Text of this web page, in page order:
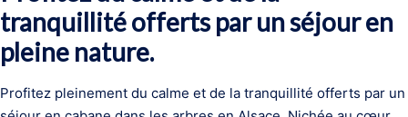
tranquillité offerts par un séjour en
pleine nature.
Profitez pleinement du calme et de la tranquillité offerts par un